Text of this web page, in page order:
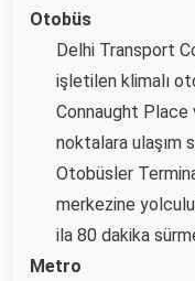
Otobüs
Delhi Transport
işletilen klimalı
Connaught Place
noktalara ulaşım
Otobüsler
merkezine
ila 80 dakika
Metro